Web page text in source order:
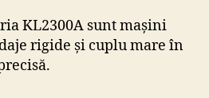
KL2300A sunt mașini
rigide și cuplu mare în